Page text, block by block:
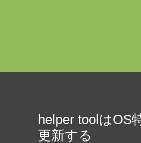
helper toolはOS
更新する